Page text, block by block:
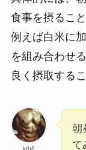
食事を摂るこ
例えば白米に
を組み合わせ
良く摂取する
kth6
朝
て